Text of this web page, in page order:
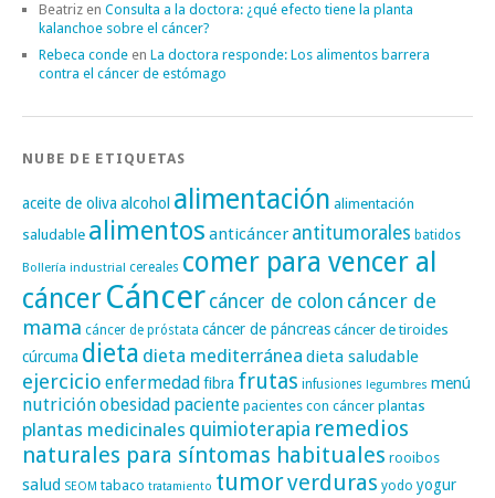
Beatriz en Consulta a la doctora: ¿qué efecto tiene la planta
kalanchoe sobre el cáncer?
Rebeca conde en La doctora responde: Los alimentos barrera
contra el cáncer de estómago
NUBE DE ETIQUETAS
aceite de oliva alcohol alimentación alimentación
saludable alimentos anticáncer antitumorales batidos
Bollería industrial cereales comer para vencer al
cáncerCáncer cáncer de colon cáncer de
mama cáncer de próstata cáncer de páncreascáncer de tiroides
cúrcuma dieta dieta mediterránea dieta saludable
ejercicio enfermedadfibra frutas infusiones legumbres menú
nutriciónobesidad paciente pacientes con cáncer plantas
plantas medicinales quimioterapia remedios
naturales para síntomas habituales rooibos
salud SEOM tabaco tratamiento tumorverduras yodo yogur